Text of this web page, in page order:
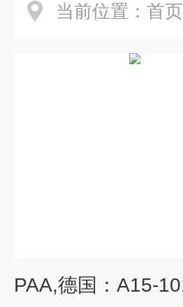
当前位置： 首页